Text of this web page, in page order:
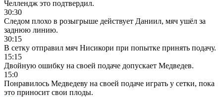
Челлендж это подтвердил.
30:30
Следом плохо в розыгрыше действует Даниил, мяч ушёл за
заднюю линию.
30:15
В сетку отправил мяч Нисикори при попытке принять подачу.
15:15
Двойную ошибку на своей подаче допускает Медведев.
15:0
Понравилось Медведеву на своей подаче играть у сетки, пока
это приносит свои плоды.